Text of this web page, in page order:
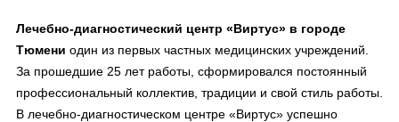
Лечебно-диагностический центр «Виртус» в городе
Тюмени один из первых частных медицинских учреждений.
За прошедшие 25 лет работы, сформировался постоянный
профессиональный коллектив, традиции и свой стиль работы.
В лечебно-диагностическом центре «Виртус» успешно